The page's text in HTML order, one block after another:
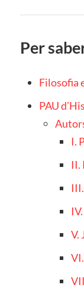
Per
Filosofia
PAU
I.
II.
V.